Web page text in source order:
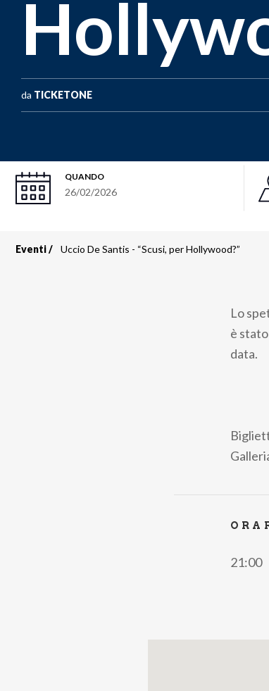
da TICKETONE
QUANDO
26/02/2026
Eventi Uccio De Santis - “Scusi, per Hollywood?”
Lo
è
data.
21:00